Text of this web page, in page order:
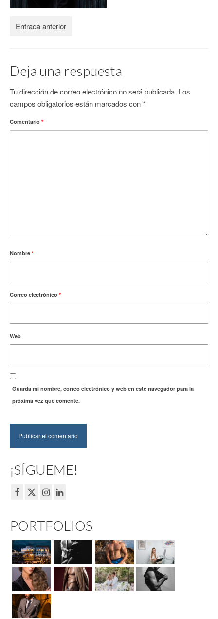
Entrada anterior
Deja una respuesta
Tu dirección de correo electrónico no será publicada. Los
campos obligatorios están marcados con*
Comentario *
Nombre *
Correo electrónico *
Web
Guarda mi nombre, correo electrónico y web en este navegador para la
próxima vez que comente.
¡SÍGUEME!
PORTFOLIOS